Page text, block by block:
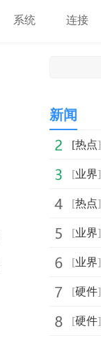
系统 连接
新闻
[热点]
[业界]
[热点]
[业界]
[业界]
[硬件]
[硬件]